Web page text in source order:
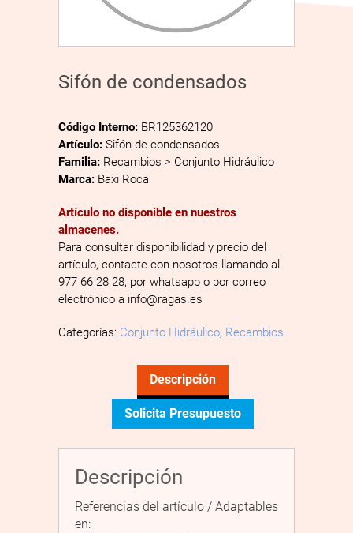
Sifón de condensados
Código Interno: BR125362120
Artículo: Sifón de condensados
Familia: Recambios > Conjunto Hidráulico
Marca: Baxi Roca
Artículo no disponible en nuestros
almacenes.
Para consultar disponibilidad y precio del
artículo, contacte con nosotros llamando al
977 66 28 28, por whatsapp o por correo
electrónico a info@ragas.es
Categorías: Conjunto Hidráulico, Recambios
Descripción
Solicita Presupuesto
Descripción
Referencias del artículo / Adaptables
en: